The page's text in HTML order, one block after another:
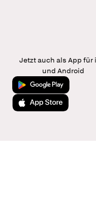
Jetzt auch als App für
und Android
Jetzt bei Google Play
Laden im App Store